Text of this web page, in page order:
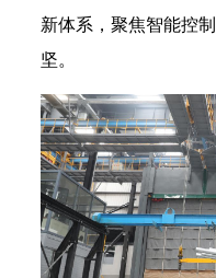
新体系，聚焦智能控
坚。